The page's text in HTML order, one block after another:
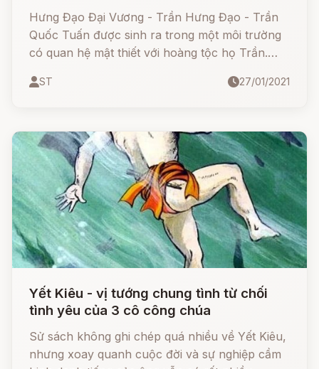
Hưng Đạo Đại Vương - Trần Hưng Đạo - Trần
Quốc Tuấn được sinh ra trong một môi trường
có quan hệ mật thiết với hoàng tộc họ Trần.
anh trai của vua Trần Thái Tông.
ST 27/01/2021
Yết Kiêu - vị tướng chung tình từ chối
tình yêu của 3 cô công chúa
Sử sách không ghi chép quá nhiều về Yết Kiêu,
nhưng xoay quanh cuộc đời và sự nghiệp cầm